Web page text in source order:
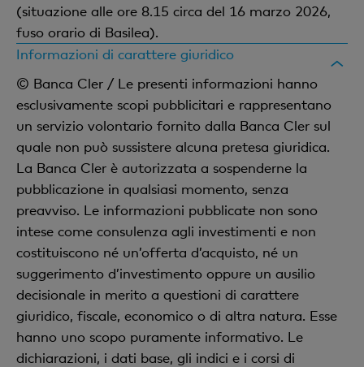
(situazione alle ore 8.15 circa del 16 marzo 2026,
fuso orario di Basilea).
Informazioni di carattere giuridico
© Banca Cler / Le presenti informazioni hanno
esclusivamente scopi pubblicitari e rappresentano
un servizio volontario fornito dalla Banca Cler sul
quale non può sussistere alcuna pretesa giuridica.
La Banca Cler è autorizzata a sospenderne la
pubblicazione in qualsiasi momento, senza
preavviso. Le informazioni pubblicate non sono
intese come consulenza agli investimenti e non
costituiscono né un’offerta d’acquisto, né un
suggerimento d’investimento oppure un ausilio
decisionale in merito a questioni di carattere
giuridico, fiscale, economico o di altra natura. Esse
hanno uno scopo puramente informativo. Le
dichiarazioni, i dati base, gli indici e i corsi di